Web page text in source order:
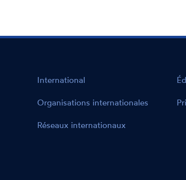
International
Organisations internationales
Réseaux internationaux